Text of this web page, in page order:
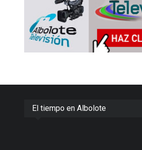
El tiempo en Albolote